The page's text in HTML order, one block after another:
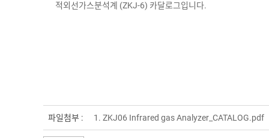
적외선가스분석계 (ZKJ-6) 카달로그입니다.
파일첨부 : 1. ZKJ06 Infrared gas Analyzer_CATALOG.pdf